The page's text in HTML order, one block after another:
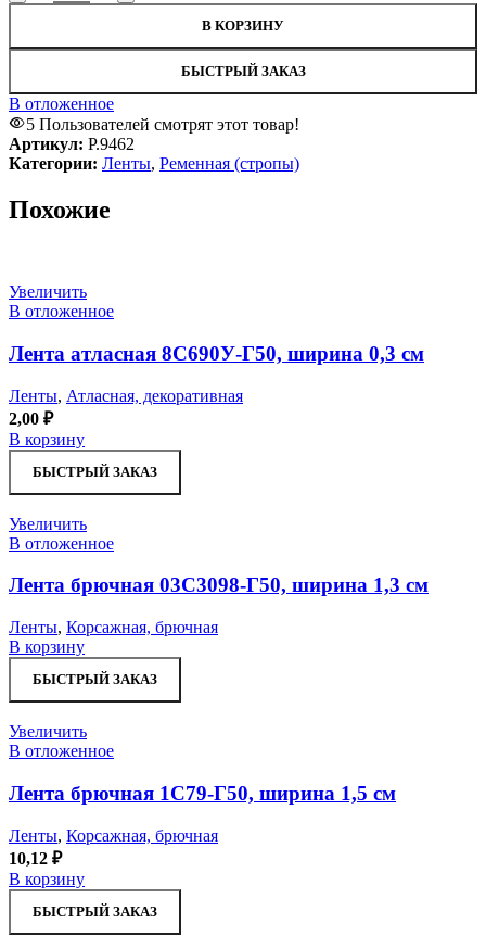
В КОРЗИНУ
БЫСТРЫЙ ЗАКАЗ
В отложенное
5 Пользователей смотрят этот товар!
Артикул: Р.9462
Категории: Ленты, Ременная (стропы)
Похожие
Увеличить
В отложенное
Лента атласная 8С690У-Г50, ширина 0,3 см
Ленты, Атласная, декоративная
2,00 ₽
В корзину
БЫСТРЫЙ ЗАКАЗ
Увеличить
В отложенное
Лента брючная 03С3098-Г50, ширина 1,3 см
Ленты, Корсажная, брючная
В корзину
БЫСТРЫЙ ЗАКАЗ
Увеличить
В отложенное
Лента брючная 1С79-Г50, ширина 1,5 см
Ленты, Корсажная, брючная
10,12 ₽
В корзину
БЫСТРЫЙ ЗАКАЗ